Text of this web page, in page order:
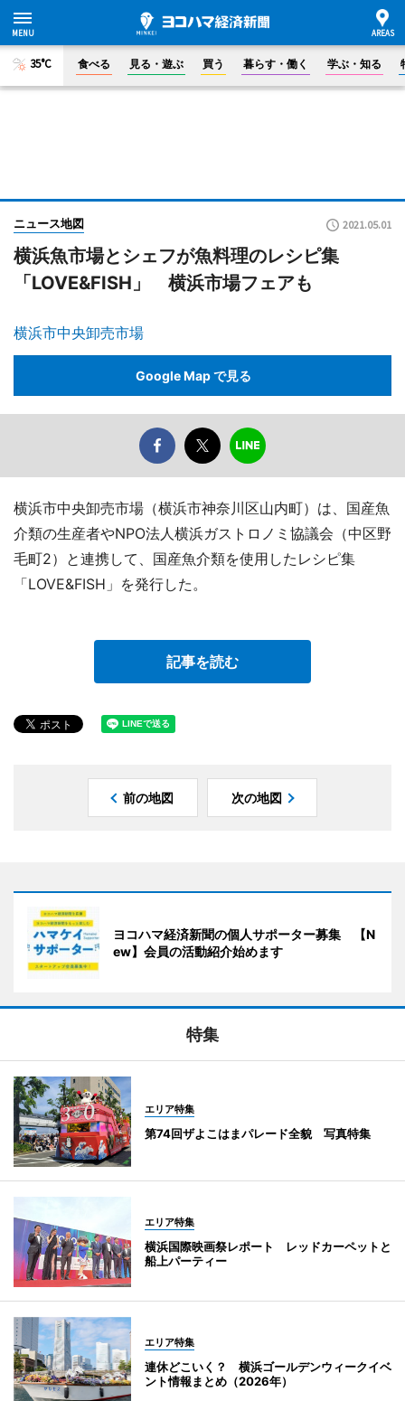
35°C 食べる 見る・遊ぶ 買う 暮らす・働く 学ぶ・知る
ニュース地図 2021.05.01
横浜魚市場とシェフが魚料理のレシピ集
「LOVE&FISH」 横浜市場フェアも
横浜市中央卸売市場
Google Map で見る
横浜市中央卸売市場（横浜市神奈川区山内町）は、国産魚
介類の生産者やNPO法人横浜ガストロノミ協議会（中区野
毛町2）と連携して、国産魚介類を使用したレシピ集
「LOVE&FISH」を発行した。
記事を読む
前の地図 次の地図
ヨコハマ経済新聞の個人サポーター募集 【N
ew】会員の活動紹介始めます
特集
エリア特集
第74回ザよこはまパレード全貌 写真特集
エリア特集
横浜国際映画祭レポート レッドカーペットと
船上パーティー
エリア特集
連休どこいく？ 横浜ゴールデンウィークイベ
ント情報まとめ（2026年）